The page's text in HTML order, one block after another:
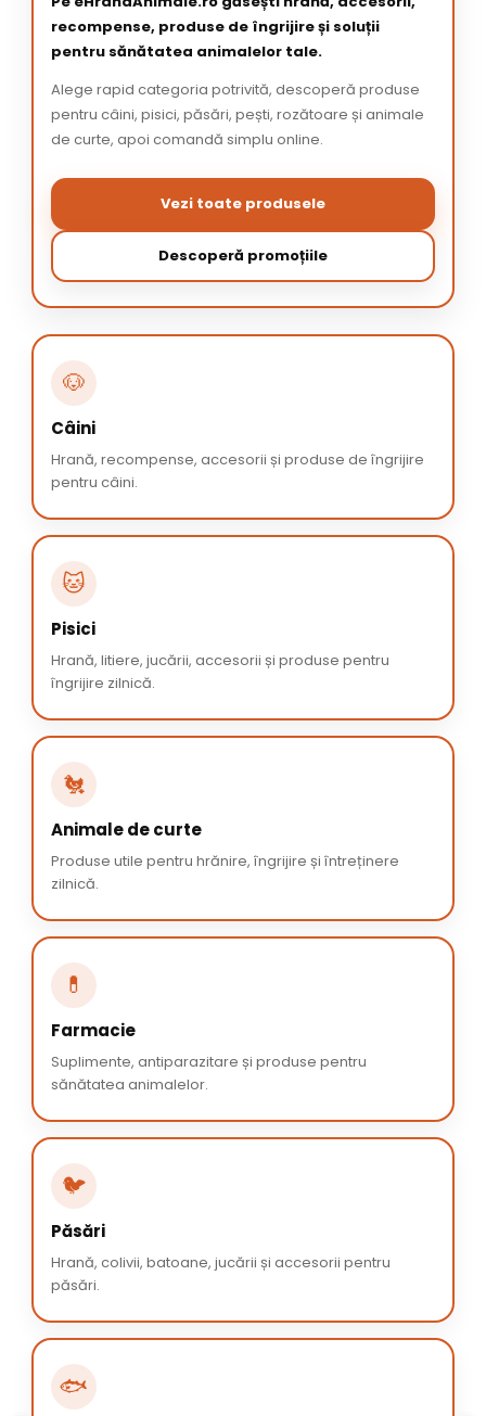
recompense, produse de îngrijire și soluții
pentru sănătatea animalelor tale.
Alege rapid categoria potrivită, descoperă produse
pentru câini, pisici, păsări, pești, rozătoare și animale
de curte, apoi comandă simplu online.
Vezi toate produsele
Descoperă promoțiile
🐶
Câini
Hrană, recompense, accesorii și produse de îngrijire
pentru câini.
🐱
Pisici
Hrană, litiere, jucării, accesorii și produse pentru
îngrijire zilnică.
🐔
Animale de curte
Produse utile pentru hrănire, îngrijire și întreținere
zilnică.
💊
Farmacie
Suplimente, antiparazitare și produse pentru
sănătatea animalelor.
🐦
Păsări
Hrană, colivii, batoane, jucării și accesorii pentru
păsări.
🐟